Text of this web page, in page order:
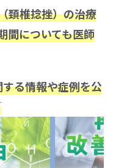
頚椎捻挫）の治療
間についても医師
る情報や症例を公